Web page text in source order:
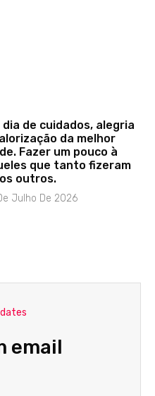
dia de cuidados, alegria
da melhor
Fazer um pouco à
que tanto fizeram
outros.
Julho De 2026
email